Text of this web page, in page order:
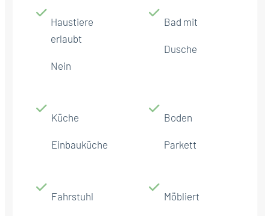
Haustiere
erlaubt
Nein
Bad mit
Dusche
Küche
Einbauküche
Boden
Parkett
Fahrstuhl Möbliert